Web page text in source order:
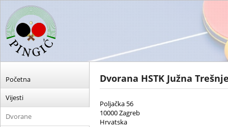
Početna
Vijesti
Dvorane
Dvorana HSTK Južna
Poljačka 56
10000 Zagreb
Hrvatska